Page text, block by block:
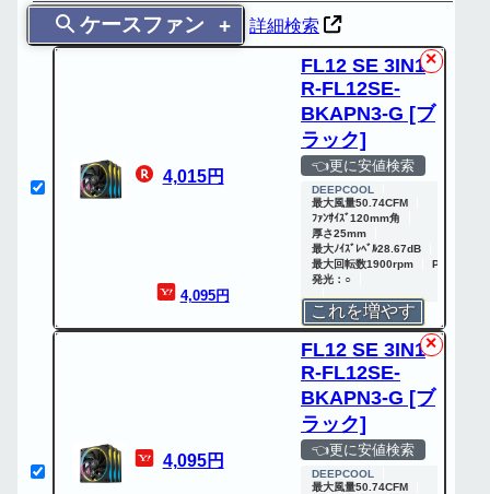
ケースファン 詳細検索
4,015円
FL12 SE 3IN1
R-FL12SE-
BKAPN3-G [ブ
ラック]
👈更に安値検索
DEEPCOOL
最大風量50.74CFM
ﾌｧﾝｻｲｽﾞ120mm角
厚さ25mm
最大ﾉｲｽﾞﾚﾍﾞﾙ28.67dB
最大回転数1900rpm
PWM：○
発光：○
✕
これを増やす
4,095円
4,095円
FL12 SE 3IN1
R-FL12SE-
BKAPN3-G [ブ
ラック]
👈更に安値検索
DEEPCOOL
最大風量50.74CFM
✕